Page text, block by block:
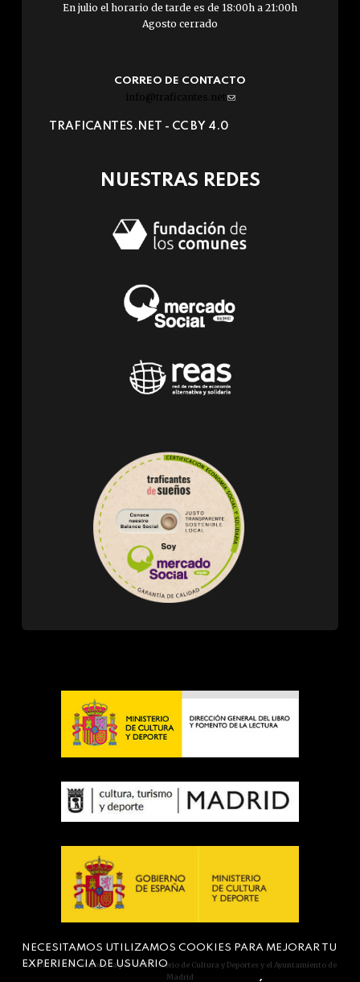
En julio el horario de tarde es de 18:00h a 21:00h
Agosto cerrado
CORREO DE CONTACTO
info@traficantes.net (link
e-
TRAFICANTES.NET - CC BY 4.0
NUESTRAS REDES
Actividad subvencionada por el Ministerio de Cultura y Deportes y el Ayuntamiento de
Madrid
NECESITAMOS UTILIZAMOS COOKIES PARA MEJORAR TU
EXPERIENCIA DE USUARIO